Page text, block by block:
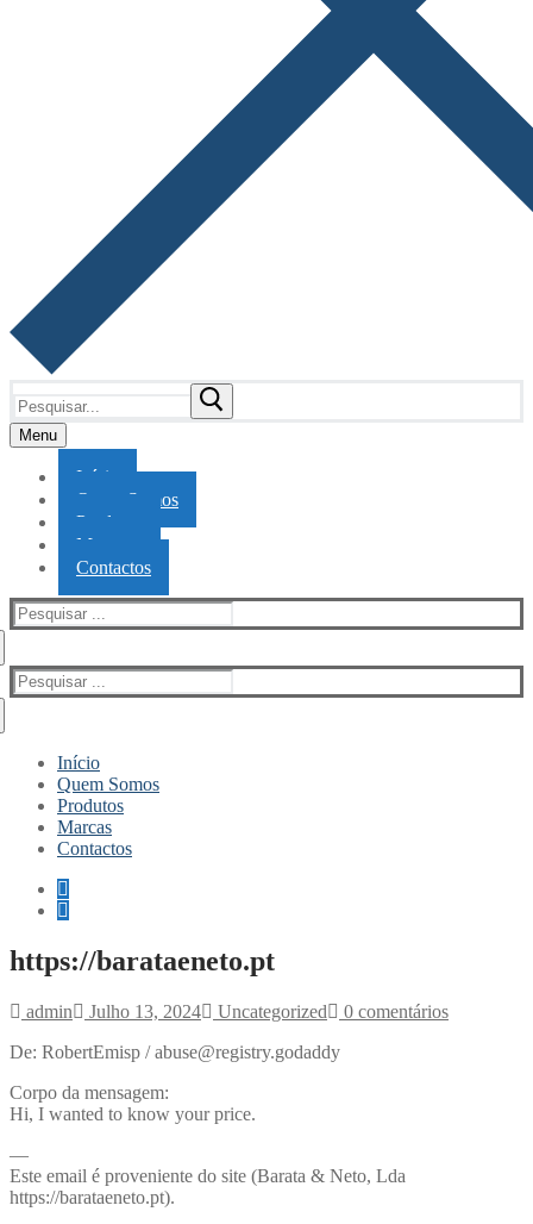
por:
Menu
Início
Quem Somos
Produtos
Marcas
Contactos
Pesquisar
por:
Pesquisar
por:
Início
Quem Somos
Produtos
Marcas
Contactos
https://barataeneto.pt
admin Julho 13, 2024 Uncategorized
0 comentários
De: RobertEmisp / abuse@registry.godaddy
Corpo da mensagem:
Hi, I wanted to know your price.
—
Este email é proveniente do site (Barata & Neto, Lda
https://barataeneto.pt).